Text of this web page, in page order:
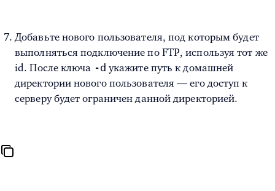
Добавьте нового пользователя, под которым будет
выполняться подключение по FTP, используя тот же
id. После ключа -d укажите путь к домашней
директории нового пользователя — его доступ к
серверу будет ограничен данной директорией.